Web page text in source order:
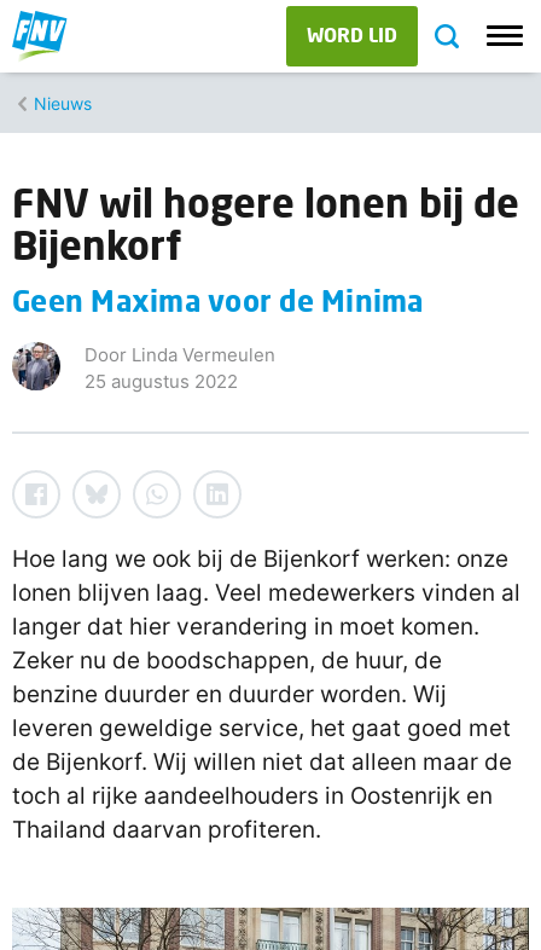
WORD LID
Nieuws
FNV wil hogere lonen bij de
Bijenkorf
Geen Maxima voor de Minima
Door Linda Vermeulen
25 augustus 2022
Hoe lang we ook bij de Bijenkorf werken: onze
lonen blijven laag. Veel medewerkers vinden al
langer dat hier verandering in moet komen.
Zeker nu de boodschappen, de huur, de
benzine duurder en duurder worden. Wij
leveren geweldige service, het gaat goed met
de Bijenkorf. Wij willen niet dat alleen maar de
toch al rijke aandeelhouders in Oostenrijk en
Thailand daarvan profiteren.